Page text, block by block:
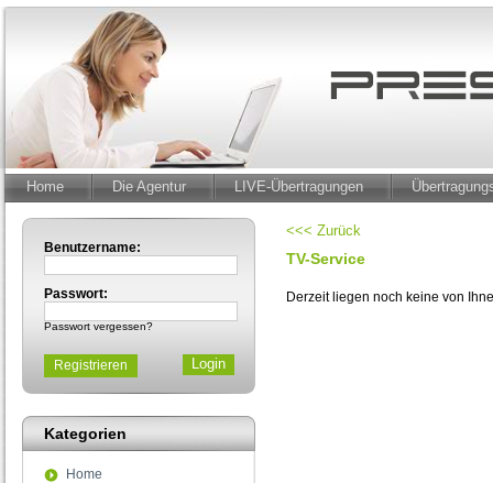
Home Die Agentur LIVE-Übertragungen
Benutzername:
Passwort:
Passwort vergessen?
Registrieren
Kategorien
Home
<<< Zurück
TV-Service
Derzeit liegen noch keine von